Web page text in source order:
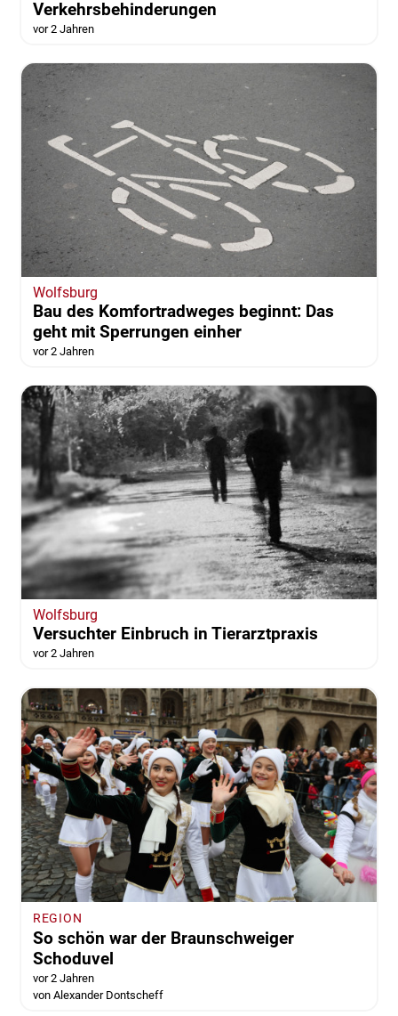
Verkehrsbehinderungen
vor 2 Jahren
Wolfsburg
Bau des Komfortradweges beginnt: Das
geht mit Sperrungen einher
vor 2 Jahren
Wolfsburg
Versuchter Einbruch in Tierarztpraxis
vor 2 Jahren
REGION
So schön war der Braunschweiger
Schoduvel
vor 2 Jahren
von Alexander Dontscheff